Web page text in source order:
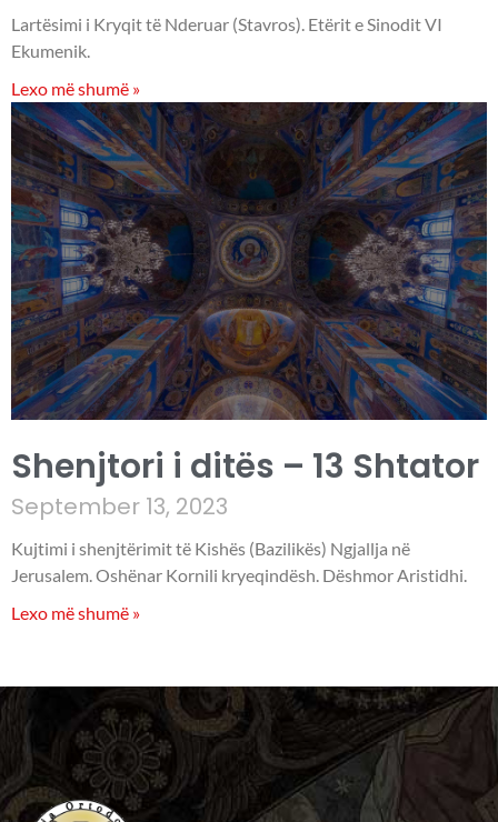
Lartësimi i Kryqit të Nderuar (Stavros). Etërit e Sinodit VI
Ekumenik.
Lexo më shumë »
Shenjtori i ditës – 13 Shtator
September 13, 2023
Kujtimi i shenjtërimit të Kishës (Bazilikës) Ngjallja në
Jerusalem. Oshënar Kornili kryeqindësh. Dëshmor Aristidhi.
Lexo më shumë »